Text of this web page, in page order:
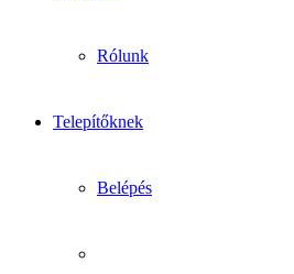
Rólunk
Telepítőknek
Belépés